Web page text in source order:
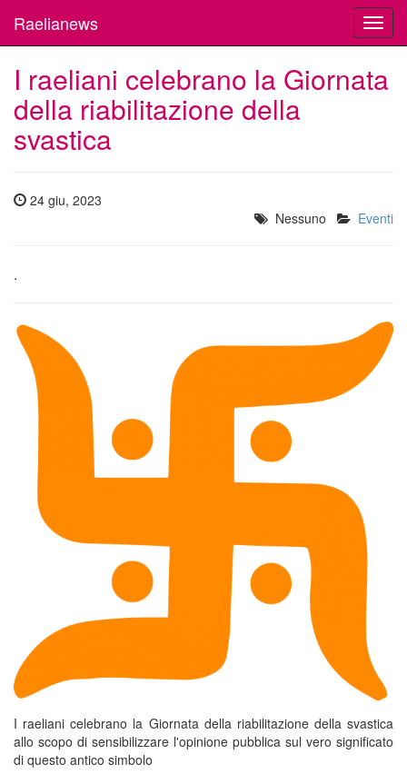
Raelianews
I raeliani celebrano la Giornata
della riabilitazione della
svastica
24 giu, 2023
Nessuno
Eventi
.
I raeliani celebrano la Giornata della riabilitazione della svastica
allo scopo di sensibilizzare l'opinione pubblica sul vero significato
di questo antico simbolo